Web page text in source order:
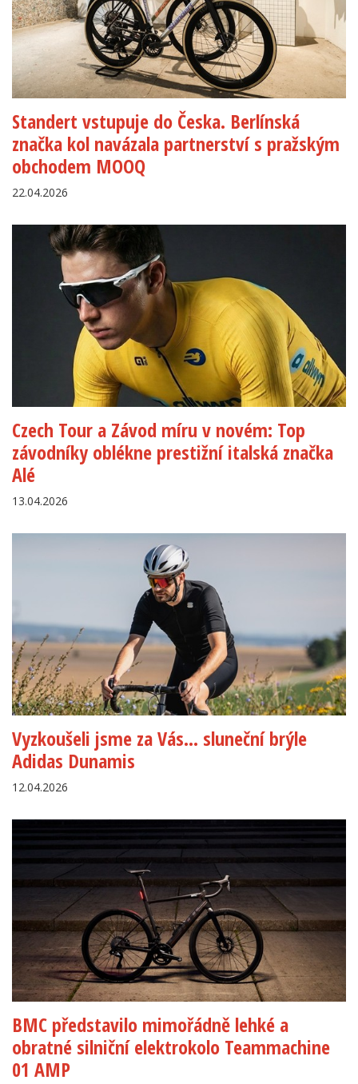
Standert vstupuje do Česka. Berlínská
značka kol navázala partnerství s pražským
obchodem MOOQ
22.04.2026
Czech Tour a Závod míru v novém: Top
závodníky oblékne prestižní italská značka
Alé
13.04.2026
Vyzkoušeli jsme za Vás... sluneční brýle
Adidas Dunamis
12.04.2026
BMC představilo mimořádně lehké a
obratné silniční elektrokolo Teammachine
01 AMP